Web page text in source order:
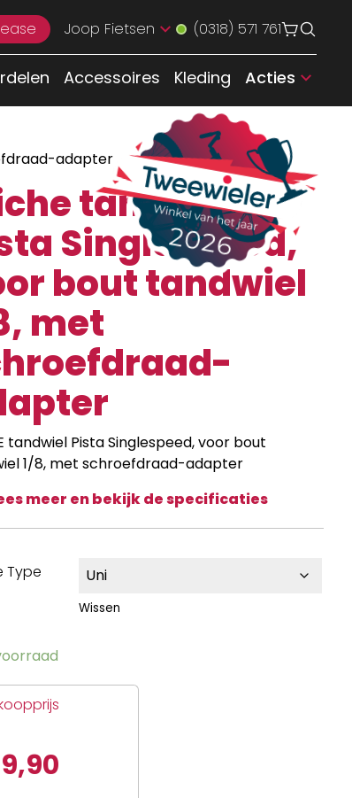
Joop Fietsen (0318) 571 761
Accessoires Kleding Acties
adapter
tandwiel
Singlespeed,
bout tandwiel
met
tandwiel Pista Singlespeed, voor bout
1/8, met schroefdraad-adapter
meer en bekijk de specificaties
Type
Wissen